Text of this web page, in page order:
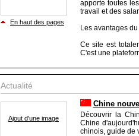
En haut des pages
apporte toutes
travail et des
Les avantages
Ce site est
C'est une
Actualité
Ajout d'une image
Chine
Découvrir la
Chine
chinois, guide de